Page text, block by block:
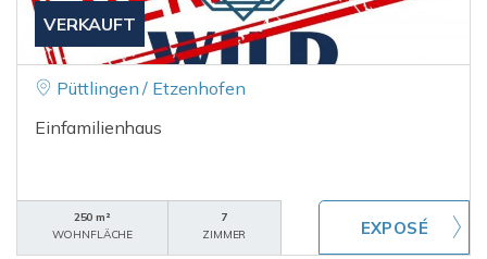
VERKAUFT
Püttlingen / Etzenhofen
Einfamilienhaus
250 m²
WOHNFLÄCHE
7
ZIMMER